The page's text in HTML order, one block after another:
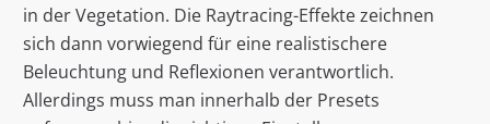
in der Vegetation. Die Raytracing-Effekte zeichnen
sich dann vorwiegend für eine realistischere
Beleuchtung und Reflexionen verantwortlich.
Allerdings muss man innerhalb der Presets